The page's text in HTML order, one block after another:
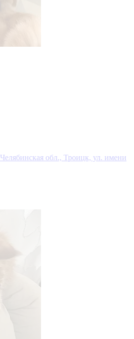
Челябинская обл., Троицк, ул. имени